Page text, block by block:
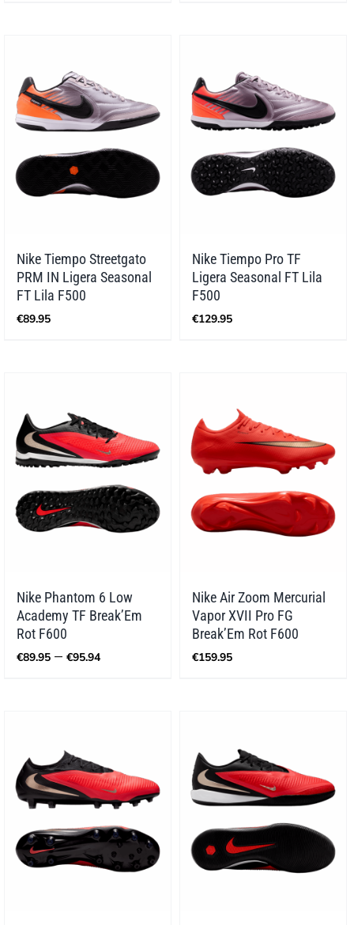
Nike Tiempo Streetgato
PRM IN Ligera Seasonal
FT Lila F500
€89.95
Nike Tiempo Pro TF
Ligera Seasonal FT Lila
F500
€129.95
Nike Phantom 6 Low
Academy TF Break’Em
Rot F600
€89.95 – €95.94Preisspanne:
Nike Air Zoom Mercurial
Vapor XVII Pro FG
Break’Em Rot F600
€159.95